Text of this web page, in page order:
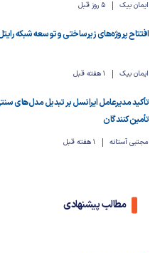
ایمان بیک 5 روز قبل
افتتاح پروژه‌های زیرساختی و توسعه شبکه
ایمان بیک 1 هفته قبل
تأکید مدیرعامل ایرانسل بر تبدیل مدل‌های
تأمین‌کنندگان
مجتبی آستانه 1 هفته قبل
مطالب پیشنهادی